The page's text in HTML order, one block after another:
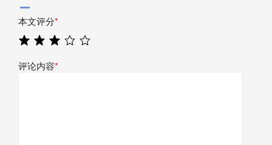
本文评分*
评论内容*